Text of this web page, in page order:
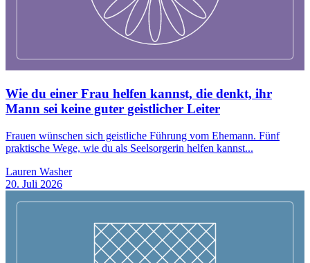
Wie du einer Frau helfen kannst, die denkt, ihr
Mann sei keine guter geistlicher Leiter
Frauen wünschen sich geistliche Führung vom Ehemann. Fünf
praktische Wege, wie du als Seelsorgerin helfen kannst...
Lauren Washer
20. Juli 2026